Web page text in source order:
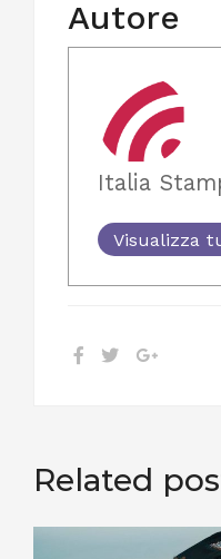
Autore
Italia
Visualizza
Related